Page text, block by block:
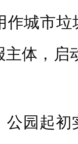
作城市
体，启
公园起